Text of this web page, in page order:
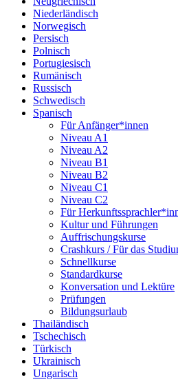
Niederländisch
Norwegisch
Persisch
Polnisch
Portugiesisch
Rumänisch
Russisch
Schwedisch
Spanisch
Für Anfänger*innen
Niveau A1
Niveau A2
Niveau B1
Niveau B2
Niveau C1
Niveau C2
Für
Kultur und Führungen
Auffrischungskurse
Crashkurs / Für das
Schnellkurse
Standardkurse
Konversation und Lektüre
Prüfungen
Bildungsurlaub
Thailändisch
Tschechisch
Türkisch
Ukrainisch
Ungarisch